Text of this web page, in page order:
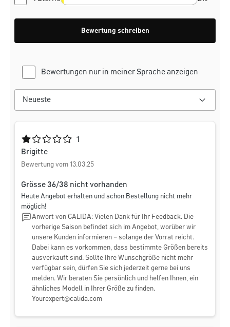
Bewertung schreiben
Bewertungen nur in meiner Sprache anzeigen
Durchschnittliche Bewertung von 1 von 5 Sternen
1
Brigitte
Bewertung vom 13.03.25
Grösse 36/38 nicht vorhanden
Heute Angebot erhalten und schon Bestellung nicht mehr
möglich!
Anwort von CALIDA: Vielen Dank für Ihr Feedback. Die
vorherige Saison befindet sich im Angebot, worüber wir
unsere Kunden informieren – solange der Vorrat reicht.
Dabei kann es vorkommen, dass bestimmte Größen bereits
ausverkauft sind. Sollte Ihre Wunschgröße nicht mehr
verfügbar sein, dürfen Sie sich jederzeit gerne bei uns
melden. Wir beraten Sie persönlich und helfen Ihnen, ein
ähnliches Modell in Ihrer Größe zu finden.
Yourexpert@calida.com